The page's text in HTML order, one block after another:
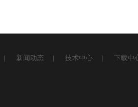
新闻动态 技术中心 下载中